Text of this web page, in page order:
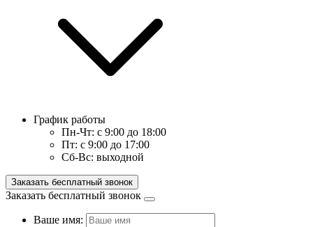
График работы
Пн-Чт: с 9:00 до 18:00
Пт: с 9:00 до 17:00
Сб-Вс: выходной
Заказать бесплатный звонок
Заказать бесплатный звонок
Ваше имя: